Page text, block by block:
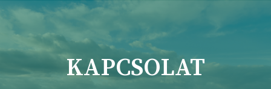
KAPCSOLAT